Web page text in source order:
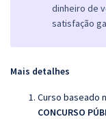
dinheiro de
satisfação
Mais detalhes
Curso baseado
CONCURSO